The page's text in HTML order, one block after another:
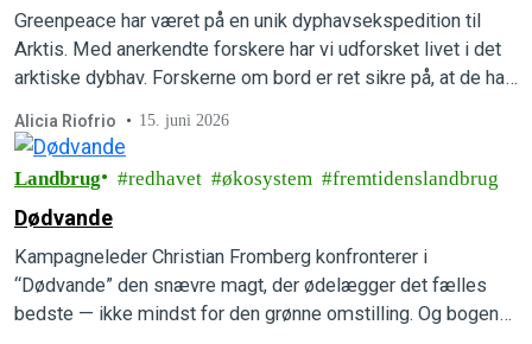
Greenpeace har været på en unik dyphavsekspedition til
Arktis. Med anerkendte forskere har vi udforsket livet i det
arktiske dybhav. Forskerne om bord er ret sikre på, at de har
Alicia Riofrio 15. juni 2026
Landbrug redhavet økosystem fremtidenslandbrug
Dødvande
Kampagneleder Christian Fromberg konfronterer i
“Dødvande” den snævre magt, der ødelægger det fælles
bedste — ikke mindst for den grønne omstilling. Og bogen